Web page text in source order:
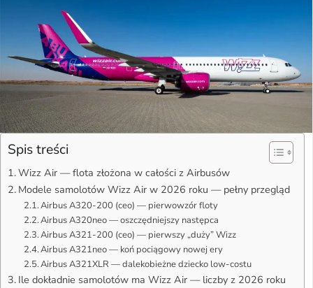
Spis treści
Wizz Air — flota złożona w całości z Airbusów
Modele samolotów Wizz Air w 2026 roku — pełny przegląd
Airbus A320-200 (ceo) — pierwowzór floty
Airbus A320neo — oszczędniejszy następca
Airbus A321-200 (ceo) — pierwszy „duży” Wizz
Airbus A321neo — koń pociągowy nowej ery
Airbus A321XLR — dalekobieżne dziecko low-costu
Ile dokładnie samolotów ma Wizz Air — liczby z 2026 roku